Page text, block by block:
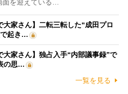
を迎えている…
大家さん】二転三転した“成田プロ
で起き…
大家さん】独占入手“内部議事録”で
の思…
一覧を見る